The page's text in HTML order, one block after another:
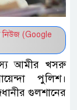
(Google
আমীর খসরু
পুলিশ।
গুলশানের